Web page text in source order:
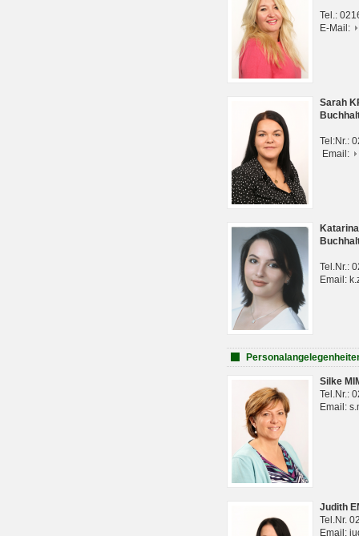
Tel.:
E-Mail:
Sarah
Tel:Nr.:
Email:
Tel.Nr.:
Email:
Silke
Tel.Nr.:
Email:
Judith
Tel.Nr.
Email: